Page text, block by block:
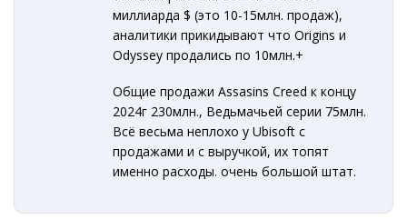
миллиарда $ (это 10-15млн. продаж),
аналитики прикидывают что Origins и
Odyssey продались по 10млн.+
Общие продажи Assasins Creed к концу
2024г 230млн., Ведьмачьей серии 75млн.
Всё весьма неплохо у Ubisoft с
продажами и с выручкой, их топят
именно расходы. очень большой штат.